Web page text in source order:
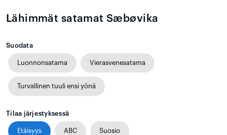
Lähimmät satamat Sæbøvika
Suodata
Luonnonsatama Vierasvenesatama
Turvallinen tuuli ensi yönä
Tilaa järjestyksessä
Etäisyys ABC Suosio